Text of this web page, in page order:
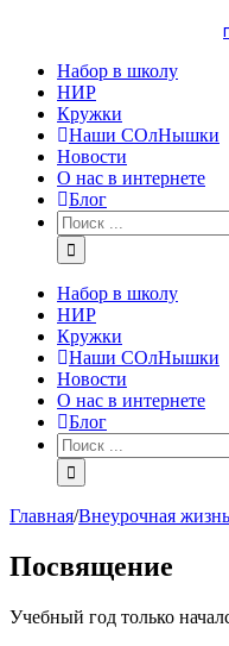
Набор в школу
НИР
Кружки
Наши СОлНышки
Новости
О нас в интернете
Блог
Набор в школу
НИР
Кружки
Наши СОлНышки
Новости
О нас в интернете
Блог
Главная/Внеурочная жизнь
Посвящение
Учебный год только